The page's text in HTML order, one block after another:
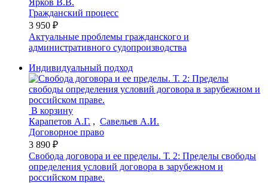
Гражданский процесс
3 950 ₽
Актуальные проблемы гражданского и
административного судопроизводства
Индивидуальный подход
В корзину
Карапетов А.Г. , Савельев А.И.
Договорное право
3 890 ₽
Свобода договора и ее пределы. Т. 2: Пределы свободы
определения условий договора в зарубежном и
российском праве.